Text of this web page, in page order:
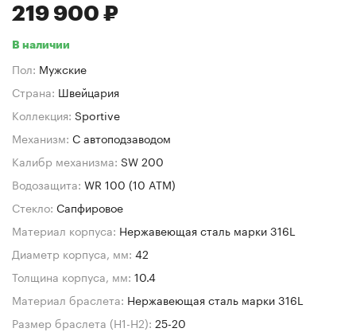
219 900 ₽
В наличии
Пол: Мужские
Страна: Швейцария
Коллекция: Sportive
Механизм: C автоподзаводом
Калибр механизма: SW 200
Водозащита: WR 100 (10 ATM)
Стекло: Сапфировое
Материал корпуса: Нержавеющая сталь марки 316L
Диаметр корпуса, мм: 42
Толщина корпуса, мм: 10.4
Материал браслета: Нержавеющая сталь марки 316L
Размер браслета (H1-H2): 25-20